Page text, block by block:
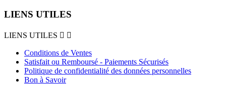
LIENS UTILES
LIENS UTILES  
Conditions de Ventes
Satisfait ou Remboursé - Paiements Sécurisés
Politique de confidentialité des données personnelles
Bon à Savoir